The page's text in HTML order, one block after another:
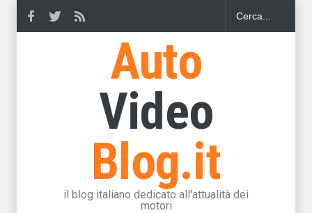
Auto
Video
Blog.it
il blog italiano dedicato all'attualità dei
motori